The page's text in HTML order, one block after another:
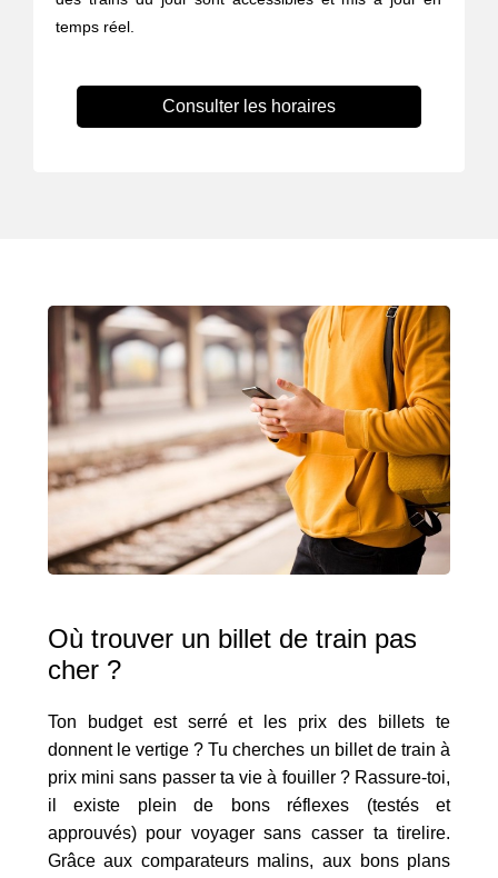
temps réel.
Consulter les horaires
Où trouver un billet de train pas
cher ?
Ton budget est serré et les prix des billets te
donnent le vertige ? Tu cherches un billet de train à
prix mini sans passer ta vie à fouiller ? Rassure-toi,
il existe plein de bons réflexes (testés et
approuvés) pour voyager sans casser ta tirelire.
Grâce aux comparateurs malins, aux bons plans